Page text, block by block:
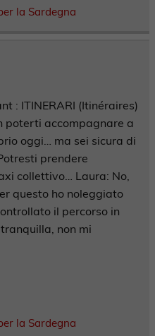
la Sardegna
: ITINERARI (Itinéraires)
poterti accompagnare a
oggi… ma sei sicura di
prendere
collettivo… Laura: No,
questo ho noleggiato
il percorso in
non mi
la Sardegna